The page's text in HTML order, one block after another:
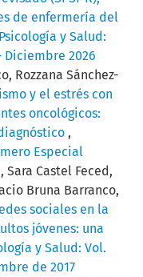
de enfermería del
Psicología y Salud:
Diciembre 2026
Rozzana Sánchez-
y el estrés con
oncológicos:
,
Especial
Castel Feced,
Bruna Barranco,
sociales en la
jóvenes: una
y Salud: Vol.
de 2017